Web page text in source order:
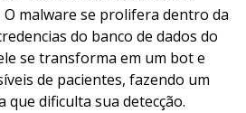
O malware se prolifera dentro da
do banco de dados do
se transforma em um bot e
de pacientes, fazendo um
dificulta sua detecção.